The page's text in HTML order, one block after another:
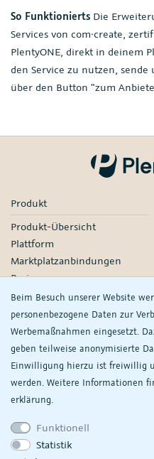
Beim Besuch unserer Website
personenbezogene Daten zur
Werbemaßnahmen eingesetzt.
geben teilweise anonymisierte
Einwilligung hierzu ist freiwillig
werden. Weitere Informationen
erklärung.
Funktionell
Statistik
So Funktionierts Die
Services von com·create,
PlentyONE, direkt in deinem
den Service zu nutzen,
über den Button "zum
Produkt
Produkt-Übersicht
Plattform
Marktplatzanbindungen
Preise
Knowledge
plentyDevelopers
Product Information Hub